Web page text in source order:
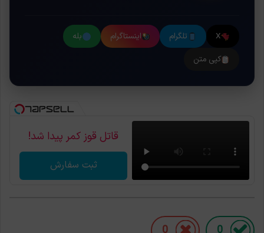
X تلگرام اینستاگرام
بله
کپی متن
قاتل قوز کمر پیدا شد!
ثبت سفارش